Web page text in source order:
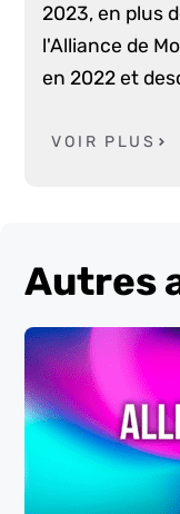
2023, en plus
l'Alliance de
en 2022 et
VOIR PLUS
Autres